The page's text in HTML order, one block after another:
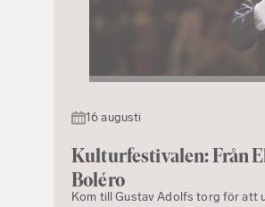
16 augusti
Kulturfestivalen: Från
Boléro
Kom till Gustav Adolfs torg för att